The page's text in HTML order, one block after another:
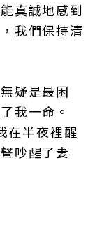
真誠地感到
我們保持清
疑是最困
我一命。
在半夜裡醒
吵醒了妻